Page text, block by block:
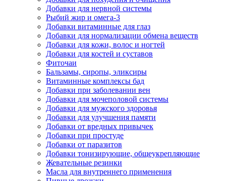
Добавки для нервной системы
Рыбий жир и омега-3
Добавки витаминные для глаз
Добавки для нормализации обмена веществ
Добавки для кожи, волос и ногтей
Добавки для костей и суставов
Фиточаи
Бальзамы, сиропы, эликсиры
Витаминные комплексы бад
Добавки при заболевании вен
Добавки для мочеполовой системы
Добавки для мужского здоровья
Добавки для улучшения памяти
Добавки от вредных привычек
Добавки при простуде
Добавки от паразитов
Добавки тонизирующие, общеукрепляющие
Жевательные резинки
Масла для внутреннего применения